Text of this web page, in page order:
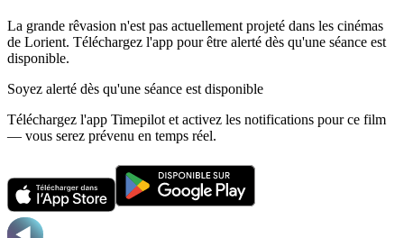
La grande rêvasion n'est pas actuellement projeté dans les cinémas
de Lorient. Téléchargez l'app pour être alerté dès qu'une séance est
disponible.
Soyez alerté dès qu'une séance est disponible
Téléchargez l'app Timepilot et activez les notifications pour ce film
— vous serez prévenu en temps réel.